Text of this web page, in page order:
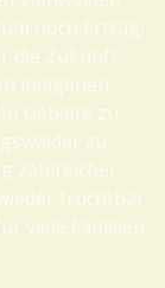
noch Ertrag,
die Zukunft.
indigenen
Gebiete zu
zu
zahlreicher
fruchtbar
viele Familien